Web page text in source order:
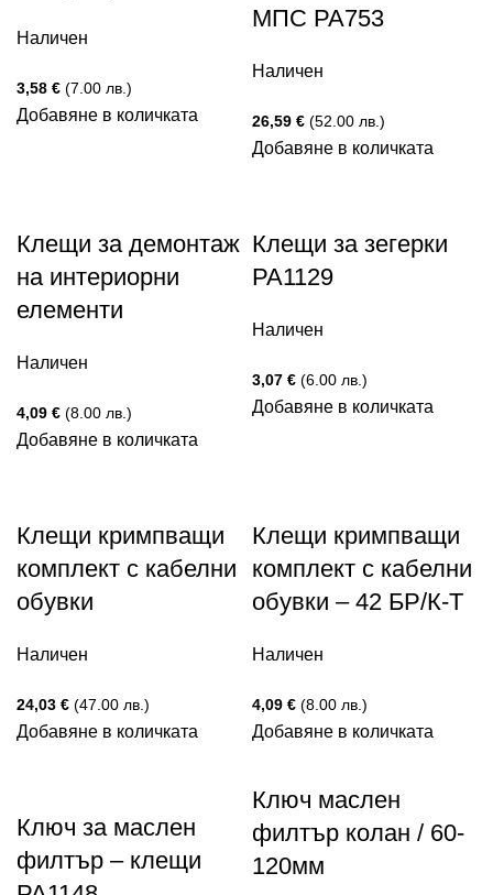
Наличен
3,58 € (7.00 лв.)
Добавяне в количката
МПС PA753
Наличен
26,59 € (52.00 лв.)
Добавяне в количката
Клещи за демонтаж
на интериорни
елементи
Наличен
4,09 € (8.00 лв.)
Добавяне в количката
Клещи за зегерки
PA1129
Наличен
3,07 € (6.00 лв.)
Добавяне в количката
Клещи кримпващи
комплект с кабелни
обувки
Наличен
24,03 € (47.00 лв.)
Добавяне в количката
Клещи кримпващи
комплект с кабелни
обувки – 42 БР/К-Т
Наличен
4,09 € (8.00 лв.)
Добавяне в количката
Ключ за маслен
филтър – клещи
Ключ маслен
филтър колан / 60-
120мм